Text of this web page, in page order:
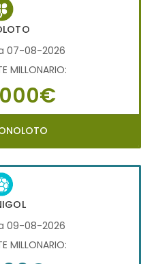
07-08-2026
MILLONARIO:
09-08-2026
MILLONARIO: